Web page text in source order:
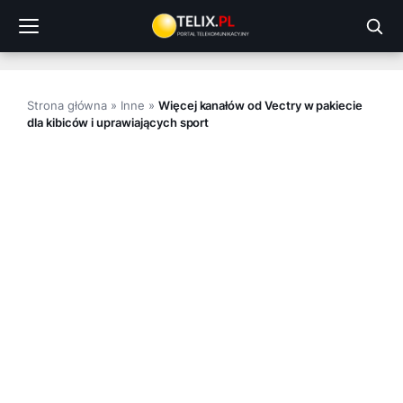
treści
Strona główna » Inne » Więcej kanałów od Vectry w pakiecie
dla kibiców i uprawiających sport